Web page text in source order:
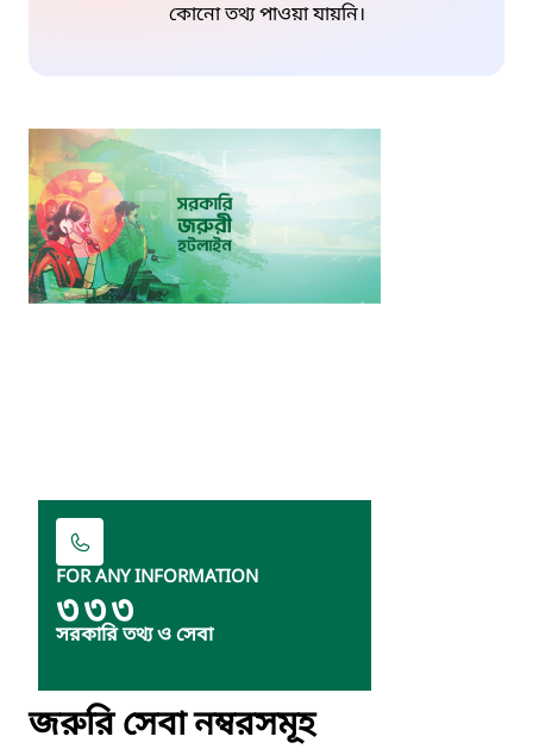
কোনো তথ্য পাওয়া যায়নি।
FOR ANY INFORMATION
৩৩৩
সরকারি তথ্য ও সেবা
জরুরি সেবা নম্বরসমূহ